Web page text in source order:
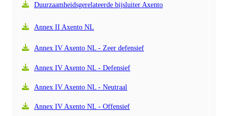
Duurzaamheidsgerelateerde bijsluiter Axento
Annex II Axento NL
Annex IV Axento NL - Zeer defensief
Annex IV Axento NL - Defensief
Annex IV Axento NL - Neutraal
Annex IV Axento NL - Offensief